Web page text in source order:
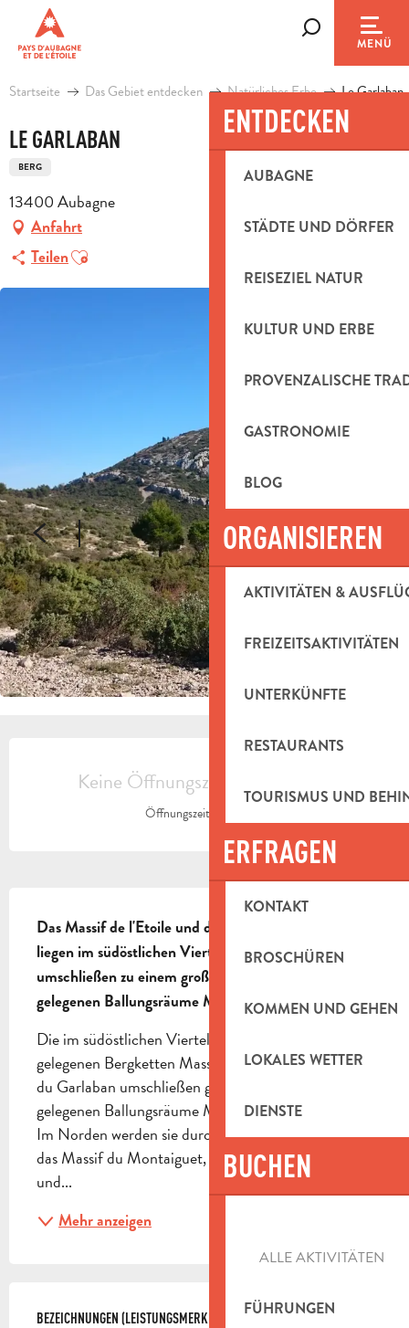
contenu
principal
MENÜ
ENTDECKEN
AUBAGNE
STÄDTE UND DÖRFER
REISEZIEL NATUR
KULTUR UND ERBE
PROVENZALISCHE
GASTRONOMIE
BLOG
ORGANISIEREN
AKTIVITÄTEN &
FREIZEITSAKTIVITÄTEN
UNTERKÜNFTE
RESTAURANTS
TOURISMUS UND
ERFRAGEN
KONTAKT
BROSCHÜREN
KOMMEN UND GEHEN
LOKALES WETTER
DIENSTE
BUCHEN
ALLE AKTIVITÄTEN
FÜHRUNGEN
Startseite Das Gebiet entdecken Natürliches Erbe Le Garlaban
LE GARLABAN
BERG
13400 Aubagne
Anfahrt
TeilenAjouter aux favoris
ÖFFNUNGSZEITEN &
Keine Öffnungszeiten hinterlegt
Öffnungszeiten ansehen
Das Massif de l'Etoile und das Massif du Garlaban
liegen im südöstlichen Viertel des Departements und
umschließen zu einem großen Teil die im Süden
gelegenen Ballungsräume Marseille und Aubagne.
Die im südöstlichen Viertel des Departements
gelegenen Bergketten Massif de l’Etoile und Massif
du Garlaban umschließen große Teile der im Süden
gelegenen Ballungsräume Marseille und Aubagne.
Im Norden werden sie durch das Massif de l’Arbois,
das Massif du Montaiguet, die Collines de Gardanne
und...
Mehr anzeigen
LEISTUNGENSMÖGLICHKEITEN
BEZEICHNUNGEN (LEISTUNGSMERKMALE)
BEZEICHNUNGEN (LEISTUNGSMERKMALE)